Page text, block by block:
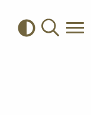
Kontrast